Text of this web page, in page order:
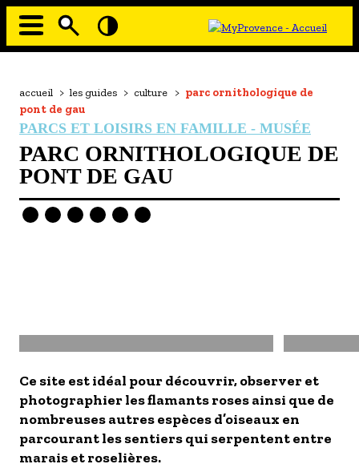
Aller
principale
À MOI LA CULTURE
AU GRAND AIR
PASSEZ À TABLE
SOUS TOUTES LES COUTUMES
TOURISME ET HANDICAP
- Les restaurants
- Les établissements Accueil vélo
LES OFFRES MYPROVENCE
S'inscrire à nos newsletters
Fil
d'Ariane
accueil > les guides > culture > parc ornithologique de
pont de gau
PARCS ET LOISIRS EN FAMILLE - MUSÉE
PARC ORNITHOLOGIQUE DE
PONT DE GAU
Ce site est idéal pour découvrir, observer et
photographier les flamants roses ainsi que de
nombreuses autres espèces d’oiseaux en
parcourant les sentiers qui serpentent entre
marais et roselières.